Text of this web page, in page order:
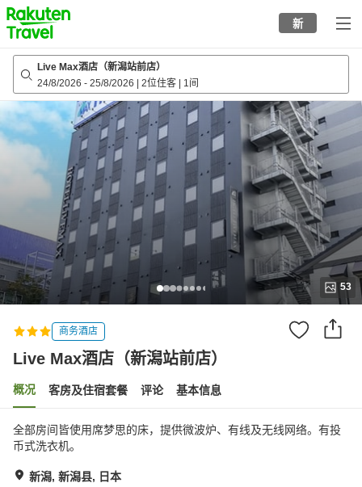
to
top
page
新
Live Max酒店（新潟站前店）
24/8/2026 - 25/8/2026 2位住客 1间
53
商务酒店
Live Max酒店（新潟站前店）
概况 客房及住宿套餐 评论 基本信息
全部房间皆使用席梦思的床，提供微波炉、有线及无线网络。有投
币式洗衣机。
新潟, 新潟县, 日本